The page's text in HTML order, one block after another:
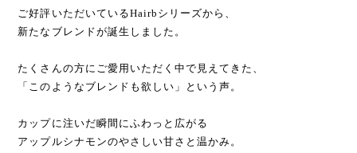
ご好評いただいているHairbシリーズから、
新たなブレンドが誕生しました。
たくさんの方にご愛用いただく中で見えてきた、
「このようなブレンドも欲しい」という声。
カップに注いだ瞬間にふわっと広がる
アップルシナモンのやさしい甘さと温かみ。